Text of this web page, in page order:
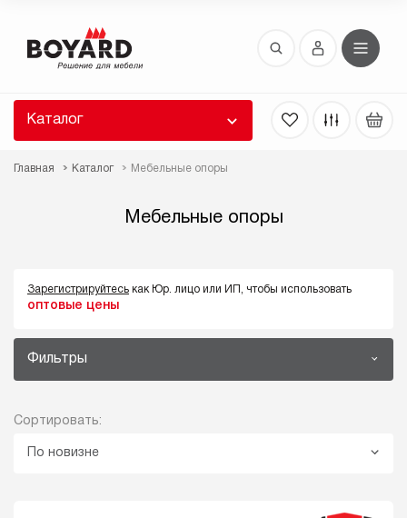
Каталог
Главная Каталог Мебельные опоры
Мебельные опоры
Зарегистрируйтесь как Юр. лицо или ИП, чтобы использовать
оптовые цены
Фильтры
Сортировать:
По новизне
Восстановление пароля
высланы вам по E-Mail.
ссылку для восстановления